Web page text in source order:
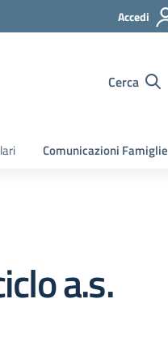
Accedi
Cerca
Comunicazioni Famiglie
a.s.